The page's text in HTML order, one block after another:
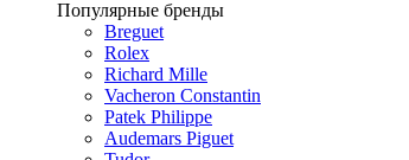
Популярные бренды
Breguet
Rolex
Richard Mille
Vacheron Constantin
Patek Philippe
Audemars Piguet